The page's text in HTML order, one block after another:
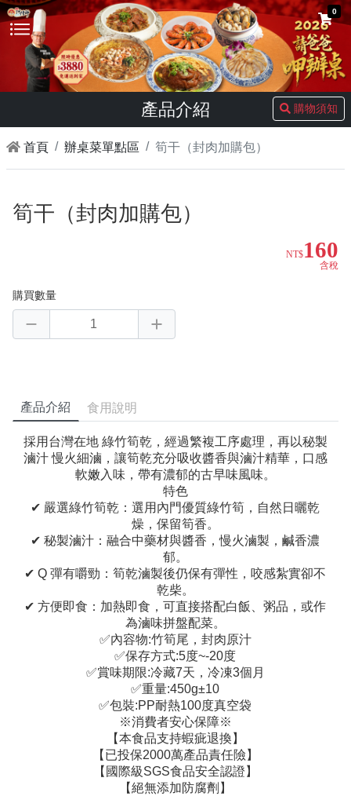
0
產品介紹
首頁 辦桌菜單點區 筍干（封肉加購包）
購物須知
筍干（封肉加購包）
NT$160
含稅
購買數量
產品介紹 食用說明
採用台灣在地 綠竹筍乾，經過繁複工序處理，再以秘製
滷汁 慢火細滷，讓筍乾充分吸收醬香與滷汁精華，口感
軟嫩入味，帶有濃郁的古早味風味。
特色
✔ 嚴選綠竹筍乾：選用內門優質綠竹筍，自然日曬乾
燥，保留筍香。
✔ 秘製滷汁：融合中藥材與醬香，慢火滷製，鹹香濃
郁。
✔ Q 彈有嚼勁：筍乾滷製後仍保有彈性，咬感紮實卻不
乾柴。
✔ 方便即食：加熱即食，可直接搭配白飯、粥品，或作
為滷味拼盤配菜。
✅內容物:竹筍尾，封肉原汁
✅保存方式:5度~-20度
✅賞味期限:冷藏7天，冷凍3個月
✅重量:450g±10
✅包裝:PP耐熱100度真空袋
※消費者安心保障※
【本食品支持蝦疵退換】
【已投保2000萬產品責任險】
【國際級SGS食品安全認證】
【絕無添加防腐劑】